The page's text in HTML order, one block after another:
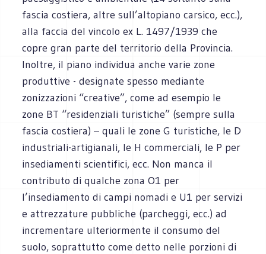
fascia costiera, altre sull’altopiano carsico, ecc.),
alla faccia del vincolo ex L. 1497/1939 che
copre gran parte del territorio della Provincia.
Inoltre, il piano individua anche varie zone
produttive - designate spesso mediante
zonizzazioni “creative”, come ad esempio le
zone BT “residenziali turistiche” (sempre sulla
fascia costiera) – quali le zone G turistiche, le D
industriali-artigianali, le H commerciali, le P per
insediamenti scientifici, ecc. Non manca il
contributo di qualche zona O1 per
l’insediamento di campi nomadi e U1 per servizi
e attrezzature pubbliche (parcheggi, ecc.) ad
incrementare ulteriormente il consumo del
suolo, soprattutto come detto nelle porzioni di